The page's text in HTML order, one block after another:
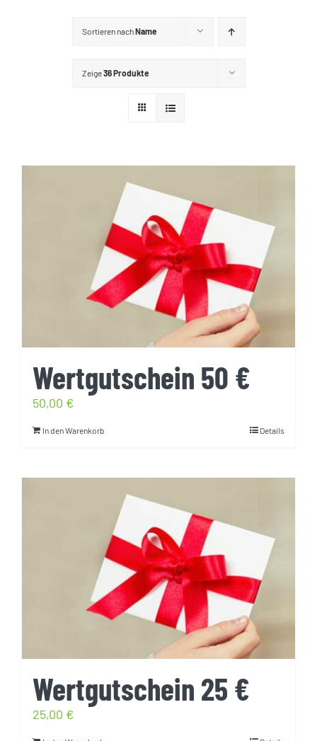
Vertrag widerrufen
Sortieren nachName
Zeige36 Produkte
Wertgutschein 50 €
50,00 €
In den Warenkorb Details
Wertgutschein 25 €
25,00 €